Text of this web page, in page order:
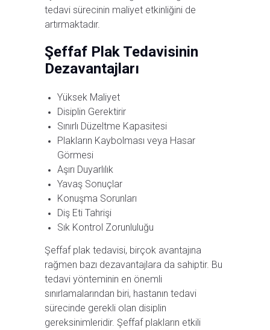
tedavi sürecinin maliyet etkinliğini de
artırmaktadır.
Şeffaf Plak Tedavisinin
Dezavantajları
Yüksek Maliyet
Disiplin Gerektirir
Sınırlı Düzeltme Kapasitesi
Plakların Kaybolması veya Hasar
Görmesi
Aşırı Duyarlılık
Yavaş Sonuçlar
Konuşma Sorunları
Diş Eti Tahrişi
Sık Kontrol Zorunluluğu
Şeffaf plak tedavisi, birçok avantajına
rağmen bazı dezavantajlara da sahiptir. Bu
tedavi yönteminin en önemli
sınırlamalarından biri, hastanın tedavi
sürecinde gerekli olan disiplin
gereksinimleridir. Şeffaf plakların etkili